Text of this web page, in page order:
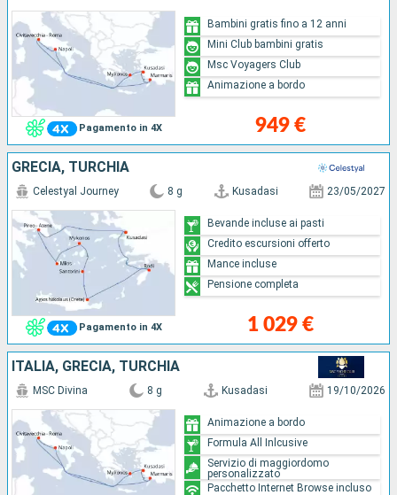
Pagamento in 4X 949 €
Bambini gratis fino a 12 anni
Mini Club bambini gratis
Msc Voyagers Club
Animazione a bordo
GRECIA, TURCHIA
Pagamento in 4X
Celestyal Journey 8 g Kusadasi 23/05/2027
1 029 €
Bevande incluse ai pasti
Credito escursioni offerto
Mance incluse
Pensione completa
ITALIA, GRECIA, TURCHIA
MSC Divina 8 g Kusadasi 19/10/2026
Animazione a bordo
Formula All Inlcusive
Servizio di maggiordomo
personalizzato
Pacchetto Internet Browse incluso